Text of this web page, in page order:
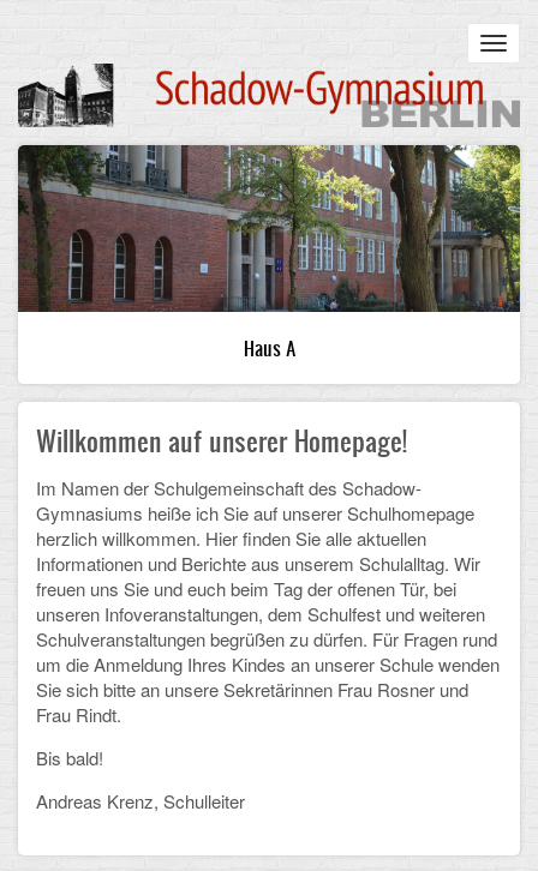
content
Main
navigation
STARTSEITE
UNSERE SCHULE
Infos zum Schulalltag
Campus
Sanierung
Schulpartnerschaft
Historisches
Schulalbum
SCHULLEBEN
Kollegium
Schulleitung
Schülervertretung
Haus A
Willkommen auf unserer Homepage!
Im Namen der Schulgemeinschaft des Schadow-
Gymnasiums heiße ich Sie auf unserer Schulhomepage
herzlich willkommen. Hier finden Sie alle aktuellen
Informationen und Berichte aus unserem Schulalltag. Wir
freuen uns Sie und euch beim Tag der offenen Tür, bei
unseren Infoveranstaltungen, dem Schulfest und weiteren
Schulveranstaltungen begrüßen zu dürfen. Für Fragen rund
um die Anmeldung Ihres Kindes an unserer Schule wenden
Sie sich bitte an unsere Sekretärinnen Frau Rosner und
Frau Rindt.
Bis bald!
Andreas Krenz, Schulleiter